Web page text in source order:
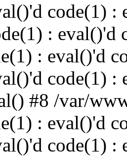
code(1) :
: eval()'d
: eval()'d
code(1) :
#8 /var/
: eval()'d
code(1) :